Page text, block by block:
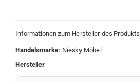
Informationen zum Hersteller des Produkts
Handelsmarke: Niesky Möbel
Hersteller